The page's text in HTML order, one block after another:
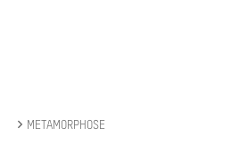
METAMORPHOSE